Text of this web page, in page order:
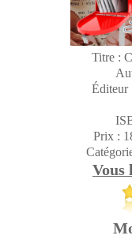
Titre :
Éditeur
Prix :
Vous